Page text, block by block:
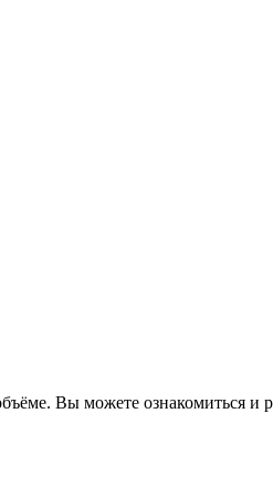
Вы можете ознакомиться